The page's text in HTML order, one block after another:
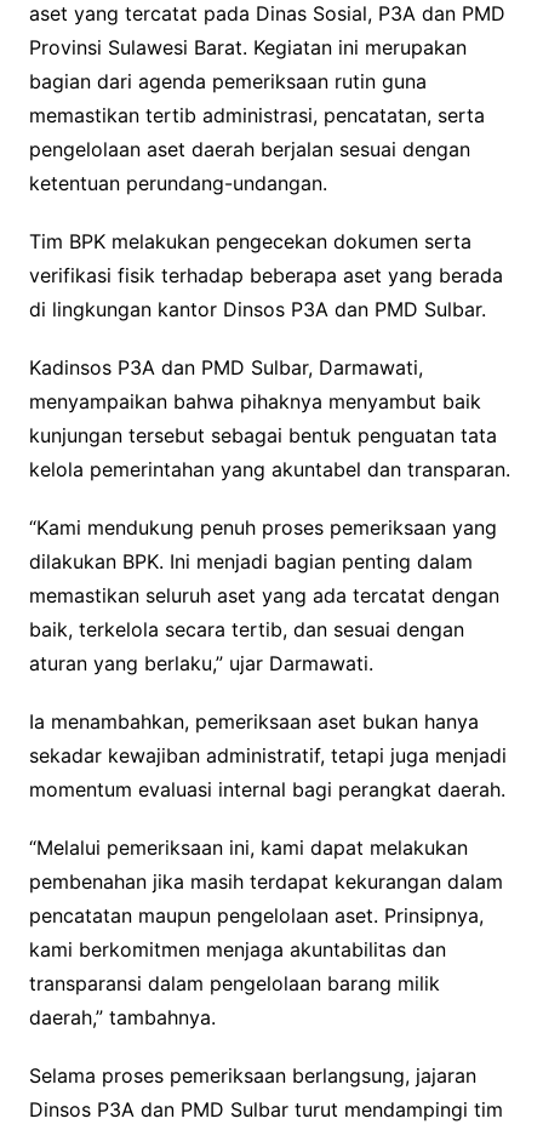
aset yang tercatat pada Dinas Sosial, P3A dan PMD
Provinsi Sulawesi Barat. Kegiatan ini merupakan
bagian dari agenda pemeriksaan rutin guna
memastikan tertib administrasi, pencatatan, serta
pengelolaan aset daerah berjalan sesuai dengan
ketentuan perundang-undangan.
Tim BPK melakukan pengecekan dokumen serta
verifikasi fisik terhadap beberapa aset yang berada
di lingkungan kantor Dinsos P3A dan PMD Sulbar.
Kadinsos P3A dan PMD Sulbar, Darmawati,
menyampaikan bahwa pihaknya menyambut baik
kunjungan tersebut sebagai bentuk penguatan tata
kelola pemerintahan yang akuntabel dan transparan.
“Kami mendukung penuh proses pemeriksaan yang
dilakukan BPK. Ini menjadi bagian penting dalam
memastikan seluruh aset yang ada tercatat dengan
baik, terkelola secara tertib, dan sesuai dengan
aturan yang berlaku,” ujar Darmawati.
Ia menambahkan, pemeriksaan aset bukan hanya
sekadar kewajiban administratif, tetapi juga menjadi
momentum evaluasi internal bagi perangkat daerah.
“Melalui pemeriksaan ini, kami dapat melakukan
pembenahan jika masih terdapat kekurangan dalam
pencatatan maupun pengelolaan aset. Prinsipnya,
kami berkomitmen menjaga akuntabilitas dan
transparansi dalam pengelolaan barang milik
daerah,” tambahnya.
Selama proses pemeriksaan berlangsung, jajaran
Dinsos P3A dan PMD Sulbar turut mendampingi tim